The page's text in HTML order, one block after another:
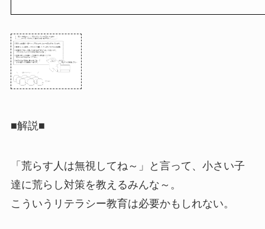
■解説■
「荒らす人は無視してね～」と言って、小さい子
達に荒らし対策を教えるみんな～。
こういうリテラシー教育は必要かもしれない。